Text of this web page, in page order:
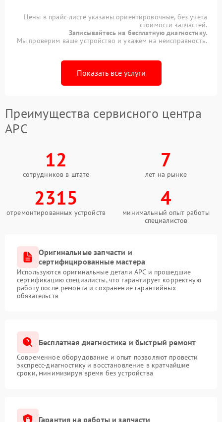
Цены в прайс-листе указаны ориентировочные, без учета
стоимости запчастей.
Записывайтесь на бесплатную диагностику.
Мы проверим ваше устройство и укажем на неисправность.
Показать все услуги
Преимущества сервисного центра
APC
12
сотрудников в штате
7
лет на рынке
2315
отремонтированных устройств
4
минимальный опыт работы
специалистов
Оригинальные запчасти и
сертифицированные мастера
Используются оригинальные детали APC и прошедшие
сертификацию специалисты, что гарантирует корректную
работу после ремонта и сохранение гарантийных
обязательств
Бесплатная диагностика и быстрый ремонт
Современное оборудование и опыт позволяют провести
экспресс-диагностику и восстановление в кратчайшие
сроки, минимизируя время без устройства
Гарантия на работы и запчасти